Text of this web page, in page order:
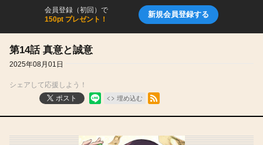
会員登録（初回）で
150pt プレゼント！
新規会員登録する
第14話 真意と誠意
2025年08月01日
シェアして応援しよう！
ポスト
埋め込む
RSSフィード